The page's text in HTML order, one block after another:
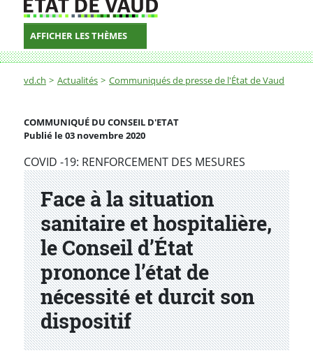
AFFICHER LES THÈMES
Fil d'Ariane
vd.ch Actualités Communiqués de presse de l'État de Vaud
Face à la situation sanitaire et hospitalière, le Conseil
Face à la situation
sanitaire et hospitalière,
le Conseil d’État
prononce l’état de
nécessité et durcit son
dispositif
COMMUNIQUÉ DU CONSEIL D'ETAT
Publié le 03 novembre 2020
Partenaire(s)
COVID -19: RENFORCEMENT DES MESURES